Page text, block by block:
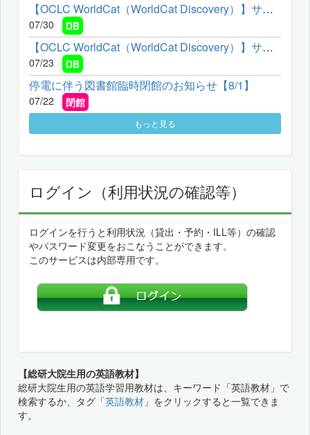
【OCLC WorldCat（WorldCat Discovery）】サービスメンテナンスの...
07/30 DB
【OCLC WorldCat（WorldCat Discovery）】サービスメンテナンスの...
07/23 DB
停電に伴う図書館臨時閉館のお知らせ【8/1】
07/22 閉館
もっと見る
ログイン（利用状況の確認等）
ログインを行うと利用状況（貸出・予約・ILL等）の確認
やパスワード変更をおこなうことができます。
このサービスは内部専用です。
【総研大院生用の英語教材】
総研大院生用の英語学習用教材は、キーワード「英語教材」で
検索するか、タグ「英語教材 」をクリックすると一覧できま
す。